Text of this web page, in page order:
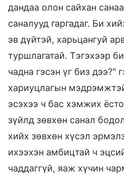
дандаа олон сайхан
саналууд гаргадаг. Би
эв дүйтэй, харьцангуй
туршлагатай. Тэгэхээр
чадна гэсэн үг биз дээ?"
хариуцлагын
эсэхээ ч бас хэмжих
зүйлд зөвхөн санал
хийх зөвхөн хүсэл
ихээхэн амбицтай ч
чаддаггүй, яаж хүчин